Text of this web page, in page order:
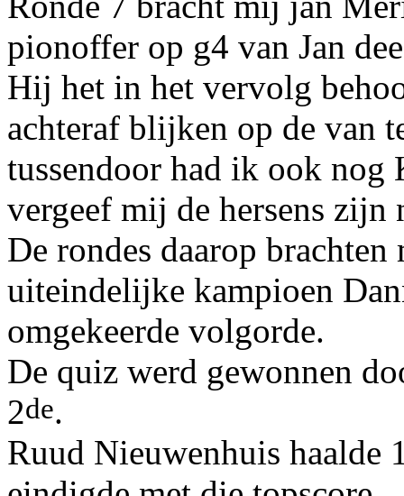
pionoffer op g4 van Jan
Hij het in het vervolg
achteraf blijken op de van
tussendoor had ik ook nog
vergeef mij de hersens zijn
De rondes daarop
uiteindelijke kampioen
omgekeerde volgorde.
De quiz werd gewonnen
2de.
Ruud Nieuwenhuis haalde